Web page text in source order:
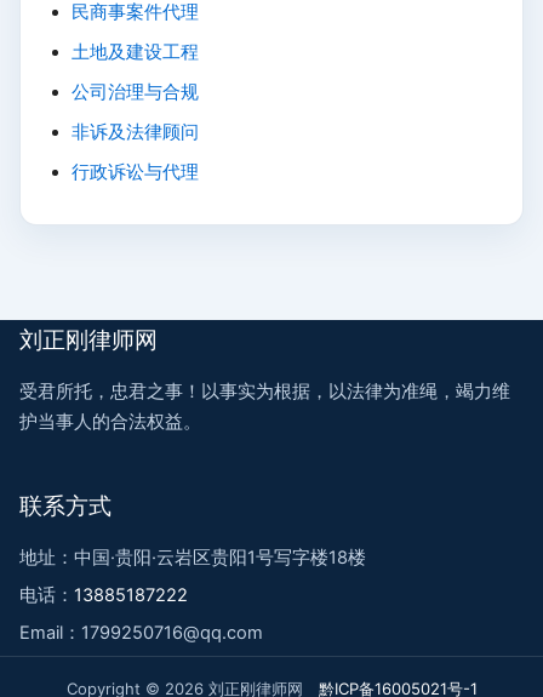
民商事案件代理
土地及建设工程
公司治理与合规
非诉及法律顾问
行政诉讼与代理
刘正刚律师网
受君所托，忠君之事！以事实为根据，以法律为准绳，竭力维
护当事人的合法权益。
联系方式
地址：中国·贵阳·云岩区贵阳1号写字楼18楼
电话： 13885187222
Email：1799250716@qq.com
Copyright © 2026 刘正刚律师网 黔ICP备16005021号-1